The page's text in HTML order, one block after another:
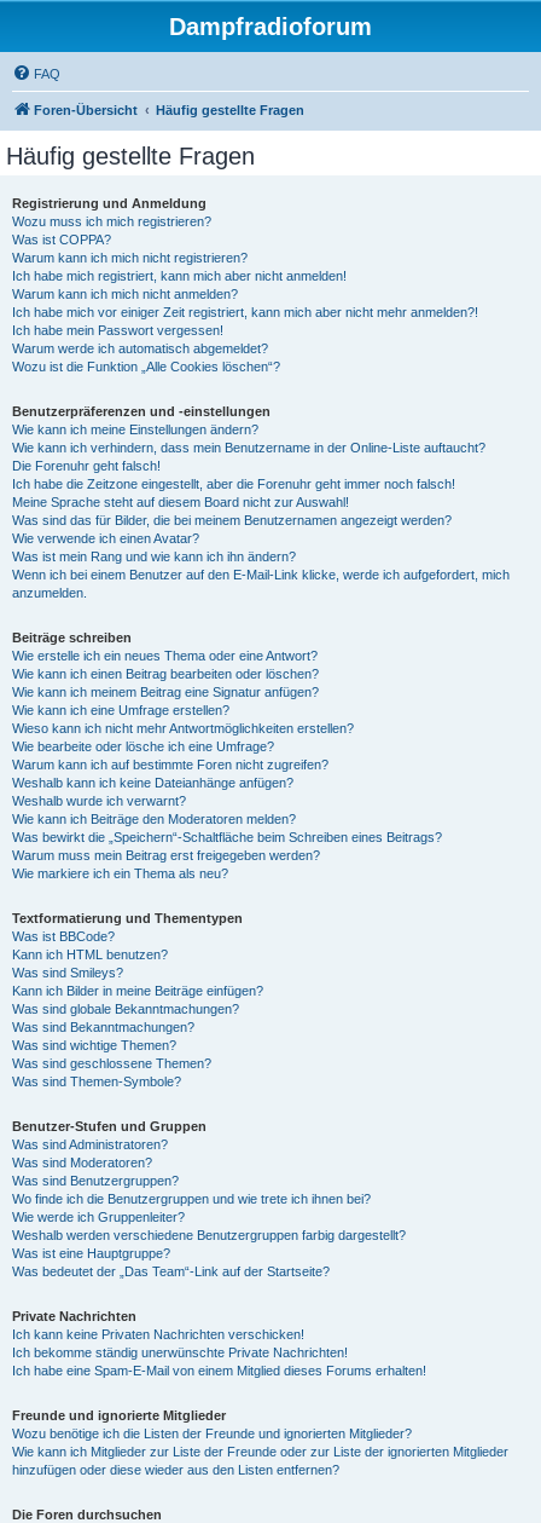
Dampfradioforum
FAQ
Foren-Übersicht Häufig gestellte Fragen
Häufig gestellte Fragen
Registrierung und Anmeldung
Wozu muss ich mich registrieren?
Was ist COPPA?
Warum kann ich mich nicht registrieren?
Ich habe mich registriert, kann mich aber nicht anmelden!
Warum kann ich mich nicht anmelden?
Ich habe mich vor einiger Zeit registriert, kann mich aber nicht mehr anmelden?!
Ich habe mein Passwort vergessen!
Warum werde ich automatisch abgemeldet?
Wozu ist die Funktion „Alle Cookies löschen“?
Benutzerpräferenzen und -einstellungen
Wie kann ich meine Einstellungen ändern?
Wie kann ich verhindern, dass mein Benutzername in der Online-Liste auftaucht?
Die Forenuhr geht falsch!
Ich habe die Zeitzone eingestellt, aber die Forenuhr geht immer noch falsch!
Meine Sprache steht auf diesem Board nicht zur Auswahl!
Was sind das für Bilder, die bei meinem Benutzernamen angezeigt werden?
Wie verwende ich einen Avatar?
Was ist mein Rang und wie kann ich ihn ändern?
Wenn ich bei einem Benutzer auf den E-Mail-Link klicke, werde ich aufgefordert, mich
anzumelden.
Beiträge schreiben
Wie erstelle ich ein neues Thema oder eine Antwort?
Wie kann ich einen Beitrag bearbeiten oder löschen?
Wie kann ich meinem Beitrag eine Signatur anfügen?
Wie kann ich eine Umfrage erstellen?
Wieso kann ich nicht mehr Antwortmöglichkeiten erstellen?
Wie bearbeite oder lösche ich eine Umfrage?
Warum kann ich auf bestimmte Foren nicht zugreifen?
Weshalb kann ich keine Dateianhänge anfügen?
Weshalb wurde ich verwarnt?
Wie kann ich Beiträge den Moderatoren melden?
Was bewirkt die „Speichern“-Schaltfläche beim Schreiben eines Beitrags?
Warum muss mein Beitrag erst freigegeben werden?
Wie markiere ich ein Thema als neu?
Textformatierung und Thementypen
Was ist BBCode?
Kann ich HTML benutzen?
Was sind Smileys?
Kann ich Bilder in meine Beiträge einfügen?
Was sind globale Bekanntmachungen?
Was sind Bekanntmachungen?
Was sind wichtige Themen?
Was sind geschlossene Themen?
Was sind Themen-Symbole?
Benutzer-Stufen und Gruppen
Was sind Administratoren?
Was sind Moderatoren?
Was sind Benutzergruppen?
Wo finde ich die Benutzergruppen und wie trete ich ihnen bei?
Wie werde ich Gruppenleiter?
Weshalb werden verschiedene Benutzergruppen farbig dargestellt?
Was ist eine Hauptgruppe?
Was bedeutet der „Das Team“-Link auf der Startseite?
Private Nachrichten
Ich kann keine Privaten Nachrichten verschicken!
Ich bekomme ständig unerwünschte Private Nachrichten!
Ich habe eine Spam-E-Mail von einem Mitglied dieses Forums erhalten!
Freunde und ignorierte Mitglieder
Wozu benötige ich die Listen der Freunde und ignorierten Mitglieder?
Wie kann ich Mitglieder zur Liste der Freunde oder zur Liste der ignorierten Mitglieder
hinzufügen oder diese wieder aus den Listen entfernen?
Die Foren durchsuchen